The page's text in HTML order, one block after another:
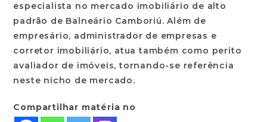
especialista no mercado imobiliário de alto
padrão de Balneário Camboriú. Além de
empresário, administrador de empresas e
corretor imobiliário, atua também como perito
avaliador de imóveis, tornando-se referência
neste nicho de mercado.
Compartilhar matéria no